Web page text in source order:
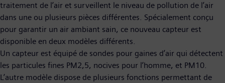
traitement de l’air et surveillent le niveau de pollution de l’air
dans une ou plusieurs pièces différentes. Spécialement conçu
pour garantir un air ambiant sain, ce nouveau capteur est
disponible en deux modèles différents.
Un capteur est équipé de sondes pour gaines d’air qui détectent
les particules fines PM2,5, nocives pour l’homme, et PM10.
L’autre modèle dispose de plusieurs fonctions permettant de